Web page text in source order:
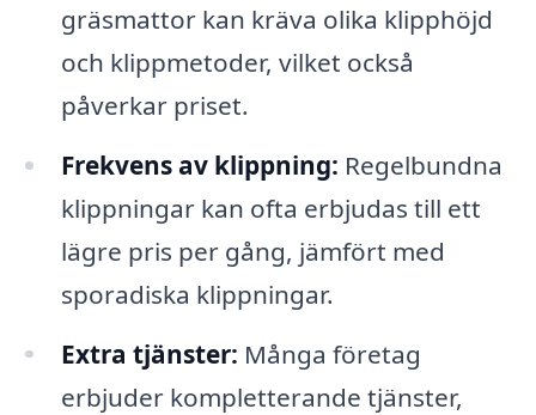
gräsmattor kan kräva olika klipphöjd
och klippmetoder, vilket också
påverkar priset.
Frekvens av klippning: Regelbundna
klippningar kan ofta erbjudas till ett
lägre pris per gång, jämfört med
sporadiska klippningar.
Extra tjänster: Många företag
erbjuder kompletterande tjänster,